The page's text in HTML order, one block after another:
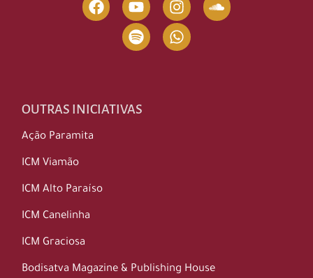
OUTRAS INICIATIVAS
Ação Paramita
ICM Viamão
ICM Alto Paraíso
ICM Canelinha
ICM Graciosa
Bodisatva Magazine & Publishing House